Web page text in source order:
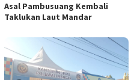
Asal Pambusuang Kembali
Taklukan Laut Mandar